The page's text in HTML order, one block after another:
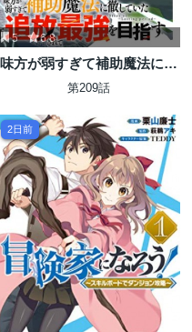
5 6.8
味方が弱すぎて補助魔法に徹
していた宮廷魔法師、追放さ
第209話
2日前